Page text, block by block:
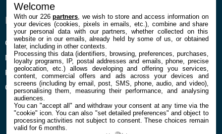
ENTREPRISE
Confidentialité et Cookies
Mentions légales et CGU
Préférences Cookies
Qui sommes nous
À PROPOS
Contact
Welcome
With our 226partners , we wish to store and access information on
your devices (cookies, pixels in emails, etc.), combine and share
your personal data with our partners, whether collected on this
website or in our emails, already held by some of us, or obtained
later, including in other contexts.
Processing this data (identifiers, browsing, preferences, purchases,
loyalty programs, IP, postal addresses and emails, phone, precise
geolocation, etc.) allows developing and offering you services,
content, commercial offers and ads across your devices and
screens (including by email, post, SMS, phone, audio, and video),
personalising them, measuring their performance, and analysing
audiences.
You can "accept all" and withdraw your consent at any time via the
"cookie" icon. You can also "set detailed preferences" and object to
processing activities not subject to consent. These choices remain
valid for 6 months.